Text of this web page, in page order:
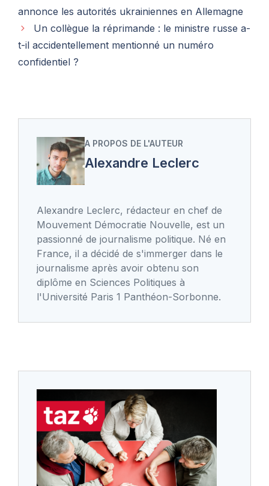
annonce les autorités ukrainiennes en Allemagne
Un collègue la réprimande : le ministre russe a-
t-il accidentellement mentionné un numéro
confidentiel ?
A PROPOS DE L'AUTEUR
Alexandre Leclerc
Alexandre Leclerc, rédacteur en chef de
Mouvement Démocratie Nouvelle, est un
passionné de journalisme politique. Né en
France, il a décidé de s'immerger dans le
journalisme après avoir obtenu son
diplôme en Sciences Politiques à
l'Université Paris 1 Panthéon-Sorbonne.